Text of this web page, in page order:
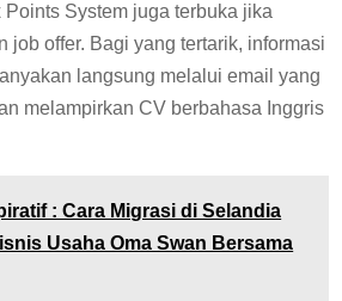
System juga terbuka jika
job offer. Bagi yang tertarik, informasi
langsung melalui email yang
melampirkan CV berbahasa Inggris
: Cara Migrasi di Selandia
Usaha Oma Swan Bersama